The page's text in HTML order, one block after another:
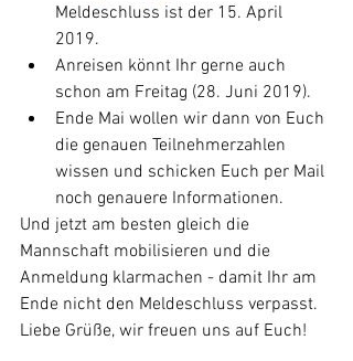
Meldeschluss ist der 15. April
2019.
Anreisen könnt Ihr gerne auch
schon am Freitag (28. Juni 2019).
Ende Mai wollen wir dann von Euch
die genauen Teilnehmerzahlen
wissen und schicken Euch per Mail
noch genauere Informationen.
Und jetzt am besten gleich die
Mannschaft mobilisieren und die
Anmeldung klarmachen - damit Ihr am
Ende nicht den Meldeschluss verpasst.
Liebe Grüße, wir freuen uns auf Euch!